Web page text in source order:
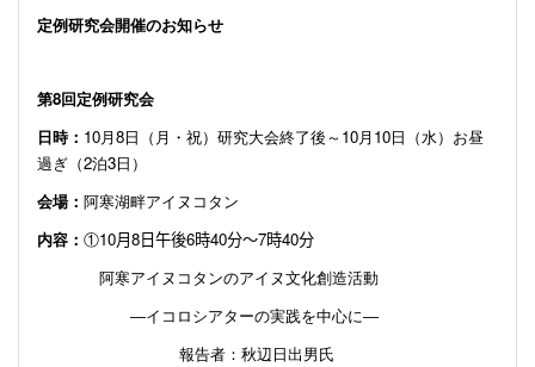
定例研究会開催のお知らせ
第8回定例研究会
日時： 10月8日（月・祝）研究大会終了後～10月10日（水）お昼
過ぎ（2泊3日）
会場： 阿寒湖畔アイヌコタン
内容： ①10月8日午後6時40分～7時40分
阿寒アイヌコタンのアイヌ文化創造活動
―イコロシアターの実践を中心に―
報告者：秋辺日出男氏